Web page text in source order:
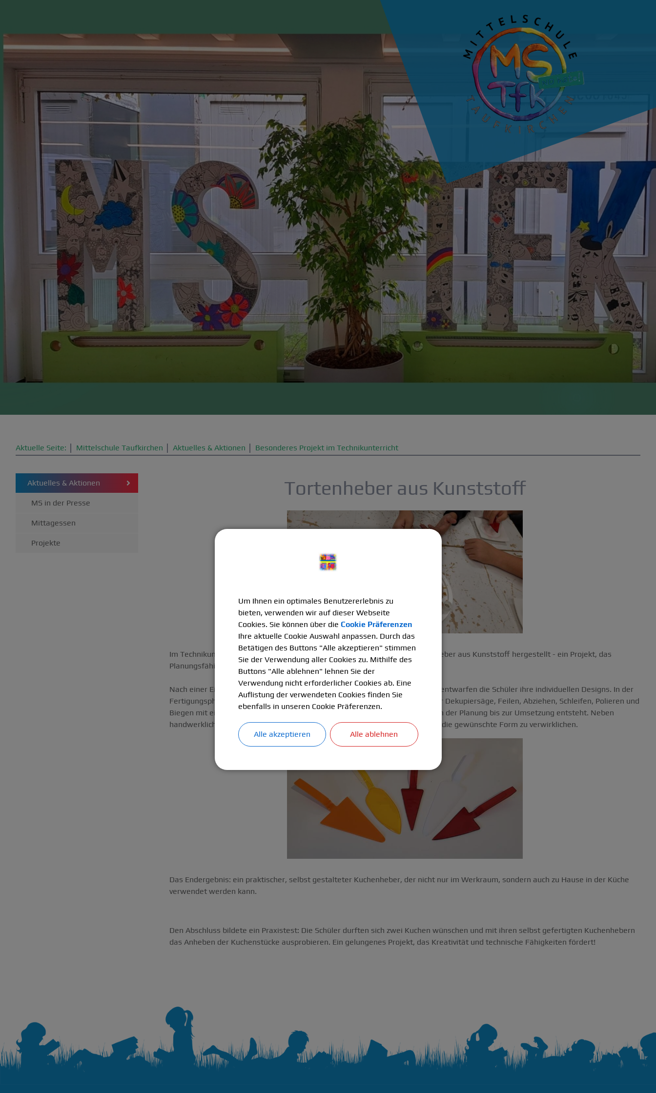
Aktuelles & Aktionen
MS in der Presse
Mittagessen
Projekte
Aktuelle Seite: Mittelschule Taufkirchen Aktuelles & Aktionen Besonderes Projekt im Technikunterricht
Tortenheber aus Kunststoff
Im Technikunterricht haben die Schüler der 8.Klassen einen eigenen Kuchenheber aus Kunststoff hergestellt - ein Projekt, das
Planungsfähigkeiten, handwerkliches Können und Materialwissen verbindet.
Nach einer Einführung in verschiedene Kunststoffe und deren Eigenschaften entwarfen die Schüler ihre individuellen Designs. In der
Fertigungsphase erlernten sie Schritt für Schritt Techniken wie Sägen mit der Dekupiersäge, Feilen, Abziehen, Schleifen, Polieren und
Biegen mit einer Heizspirale . So erkannten sie, wie ein Kunststoffprodukt von der Planung bis zur Umsetzung entsteht. Neben
handwerklichem Geschick, waren vor allem Geduld und Präzision gefragt, um die gewünschte Form zu verwirklichen.
Das Endergebnis: ein praktischer, selbst gestalteter Kuchenheber, der nicht nur im Werkraum, sondern auch zu Hause in der Küche
verwendet werden kann.
Den Abschluss bildete ein Praxistest: Die Schüler durften sich zwei Kuchen wünschen und mit ihren selbst gefertigten Kuchenhebern
das Anheben der Kuchenstücke ausprobieren. Ein gelungenes Projekt, das Kreativität und technische Fähigkeiten fördert!
Um Ihnen ein optimales Benutzererlebnis zu
bieten, verwenden wir auf dieser Webseite
Cookies. Sie können über die Cookie Präferenzen
Ihre aktuelle Cookie Auswahl anpassen. Durch das
Betätigen des Buttons "Alle akzeptieren" stimmen
Sie der Verwendung aller Cookies zu. Mithilfe des
Buttons "Alle ablehnen" lehnen Sie der
Verwendung nicht erforderlicher Cookies ab. Eine
Auflistung der verwendeten Cookies finden Sie
ebenfalls in unseren Cookie Präferenzen.
Alle akzeptieren Alle ablehnen